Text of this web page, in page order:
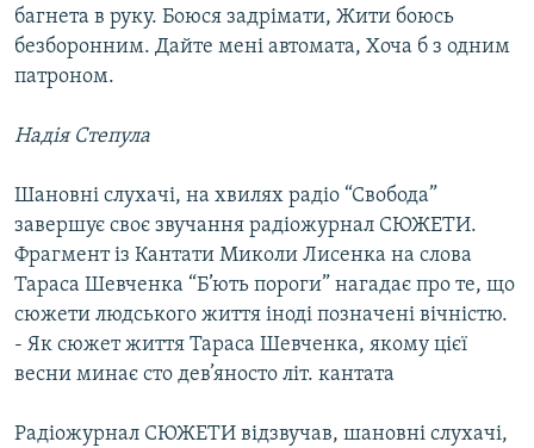
багнета в руку. Боюся задрімати, Жити боюсь
безборонним. Дайте мені автомата, Хоча б з одним
патроном.
Надія Степула
Шановні слухачі, на хвилях радіо “Свобода”
завершує своє звучання радіожурнал СЮЖЕТИ.
Фрагмент із Кантати Миколи Лисенка на слова
Тараса Шевченка “Б’ють пороги” нагадає про те, що
сюжети людського життя іноді позначені вічністю.
- Як сюжет життя Тараса Шевченка, якому цієї
весни минає сто дев’яносто літ. кантата
Радіожурнал СЮЖЕТИ відзвучав, шановні слухачі,